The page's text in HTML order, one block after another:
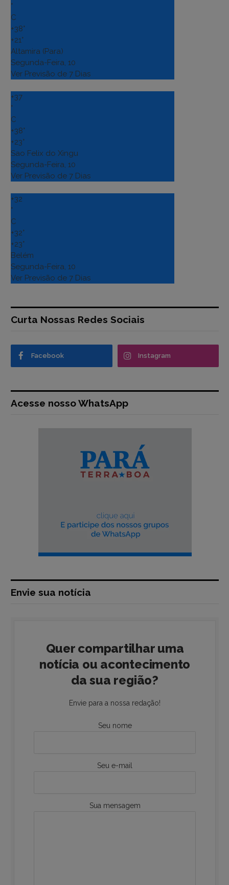
°
C
+38°
+21°
Altamira (Para)
Segunda-Feira, 10
Ver Previsão de 7 Dias
+37
°
C
+38°
+23°
Sao Felix do Xingu
Segunda-Feira, 10
Ver Previsão de 7 Dias
+32
°
C
+32°
+23°
Belém
Segunda-Feira, 10
Ver Previsão de 7 Dias
Curta Nossas Redes Sociais
Facebook Instagram
Acesse nosso WhatsApp
Envie sua notícia
Quer compartilhar uma
notícia ou acontecimento
da sua região?
Envie para a nossa redação!
Seu nome
Seu e-mail
Sua mensagem